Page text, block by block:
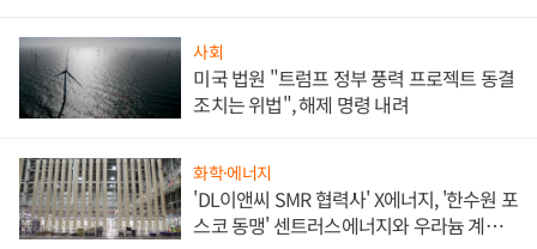
사회
미국 법원 "트럼프 정부 풍력 프로젝트 동결
조치는 위법", 해제 명령 내려
화학·에너지
'DL이앤씨 SMR 협력사' X에너지, '한수원 포
스코 동맹' 센트러스에너지와 우라늄 계약